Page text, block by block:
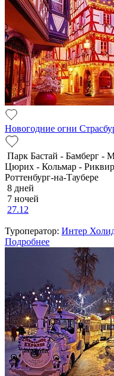
Новогодние огни
Парк Бастай - Бамберг -
Цюрих - Кольмар -
Роттенбург-на-Таубере
8 дней
7 ночей
27.12
Туроператор: Интер
Подробнее